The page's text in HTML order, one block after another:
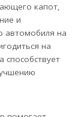
капот,
и
автомобиля на
на
способствует